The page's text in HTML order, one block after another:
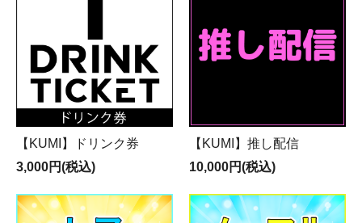
【KUMI】ドリンク券
3,000円(税込)
【KUMI】推し配信
10,000円(税込)